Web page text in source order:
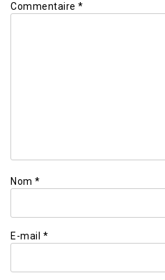
Commentaire *
Nom *
E-mail *